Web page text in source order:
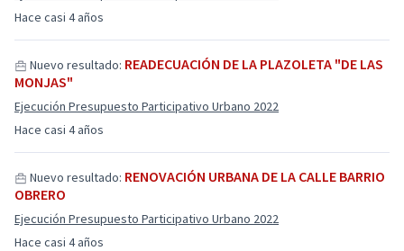
Hace casi 4 años
Hace casi 4 años
Nuevo resultado: READECUACIÓN DE LA PLAZOLETA "DE LAS
MONJAS"
Ejecución Presupuesto Participativo Urbano 2022
Hace casi 4 años
Nuevo resultado: RENOVACIÓN URBANA DE LA CALLE BARRIO
OBRERO
Ejecución Presupuesto Participativo Urbano 2022